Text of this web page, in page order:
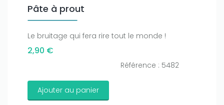
Pâte à prout
Le bruitage qui fera rire tout le monde !
2,90 €
Référence : 5482
Ajouter au panier